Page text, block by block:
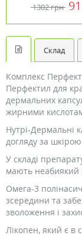
капсул ТМ
1302 грн
Склад
Комплекс
Перфектил для
дермальних
жирними
Нутрі-Дермальні
догляду за
У складі
мають неабиякий
Омега-3
зсередини та
зволоження і
Лікопен, який є в